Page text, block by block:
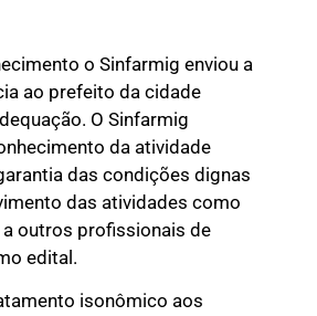
o Sinfarmig enviou a
ao prefeito da cidade
O Sinfarmig
da atividade
das condições dignas
das atividades como
outros profissionais de
edital.
isonômico aos